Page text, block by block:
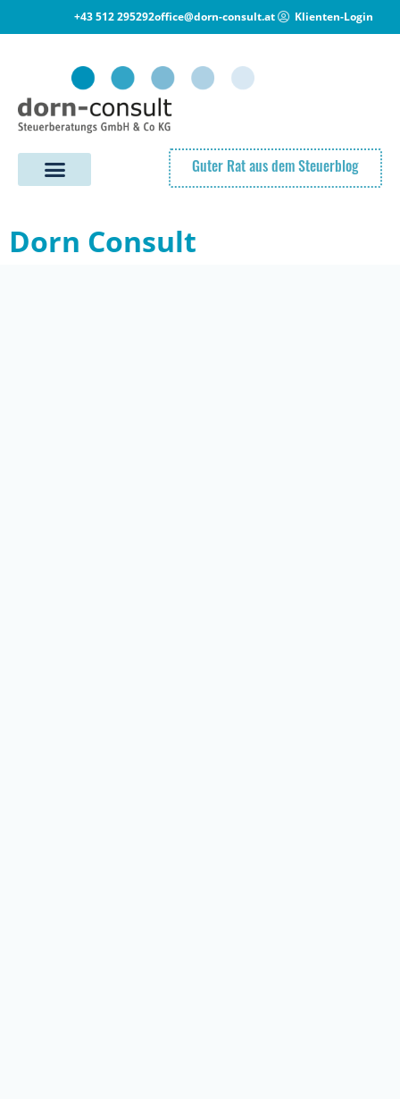
+43 512 295292office@dorn-consult.at Klienten-Login
Guter Rat aus dem Steuerblog
Dorn Consult